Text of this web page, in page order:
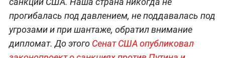
прогибалась под давлением, не поддавалась под
угрозами и при шантаже, обратил внимание
дипломат. До этого Сенат США опубликовал